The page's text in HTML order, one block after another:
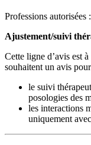
Professions
Ajustement/suivi
Cette ligne d’avis est
souhaitent un avis
le suivi
posologies des
les interactions
uniquement